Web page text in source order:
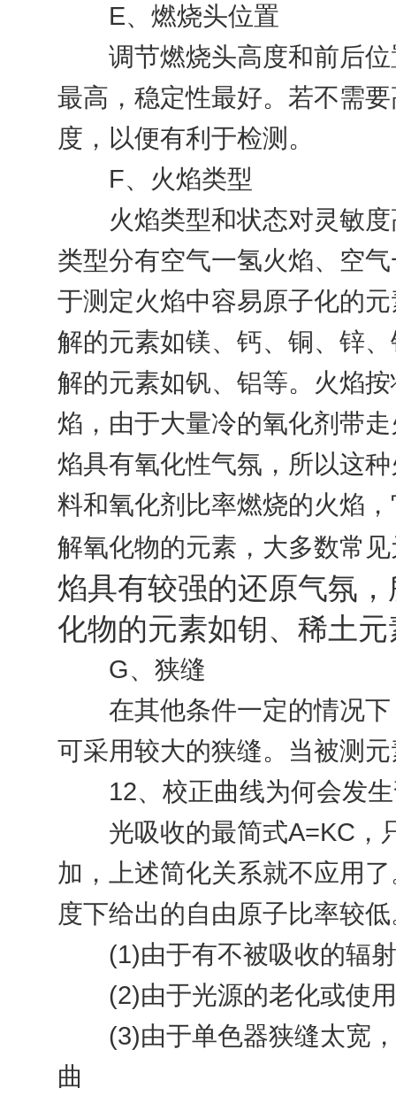
E、燃烧头位置
调节燃烧头高度和前后位
最高，稳定性最好。若不需
度，以便有利于检测。
F、火焰类型
火焰类型和状态对灵敏度
类型分有空气一氢火焰、空
于测定火焰中容易原子化的
解的元素如镁、钙、铜、锌
解的元素如钒、铝等。火焰
焰，由于大量冷的氧化剂带
焰具有氧化性气氛，所以这
料和氧化剂比率燃烧的火焰
解氧化物的元素，大多数常
焰具有较强的还原气氛
化物的元素如钥、稀土
G、狭缝
在其他条件一定的情况下
可采用较大的狭缝。当被测
12、校正曲线为何会发生
光吸收的最简式A=KC，只
加，上述简化关系就不应用
度下给出的自由原子比率较
(1)由于有不被吸收的辐射
(2)由于光源的老化或使用
(3)由于单色器狭缝太宽，
曲